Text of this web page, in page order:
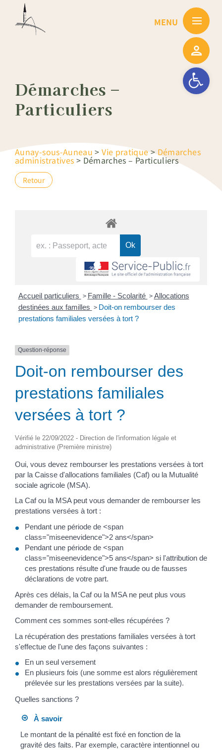
Ouvrir la
Démarches –
Particuliers
Aunay-sous-Auneau >Vie pratique>Démarches
administratives > Démarches – Particuliers
Retour
Accueil particuliers > Famille - Scolarité > Allocations
destinées aux familles > Doit-on rembourser des
prestations familiales versées à tort ?
Question-réponse
Doit-on rembourser des
prestations familiales
versées à tort ?
Vérifié le 22/09/2022 - Direction de l'information légale et
administrative (Première ministre)
Oui, vous devez rembourser les prestations versées à tort
par la Caisse d'allocations familiales (Caf) ou la Mutualité
sociale agricole (MSA).
La Caf ou la MSA peut vous demander de rembourser les
prestations versées à tort :
Pendant une période de <span
class="miseenevidence">2 ans</span>
Pendant une période de <span
class="miseenevidence">5 ans</span> si l'attribution de
ces prestations résulte d'une fraude ou de fausses
déclarations de votre part.
Après ces délais, la Caf ou la MSA ne peut plus vous
demander de remboursement.
Comment ces sommes sont-elles récupérées ?
La récupération des prestations familiales versées à tort
s'effectue de l'une des façons suivantes :
En un seul versement
En plusieurs fois (une somme est alors régulièrement
prélevée sur les prestations versées par la suite).
Quelles sanctions ?
À savoir
Le montant de la pénalité est fixé en fonction de la
gravité des faits. Par exemple, caractère intentionnel ou